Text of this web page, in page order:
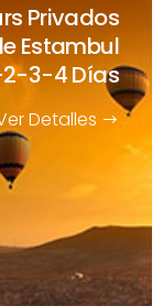
Privados
Estambul
2-3-4 Días
Detalles